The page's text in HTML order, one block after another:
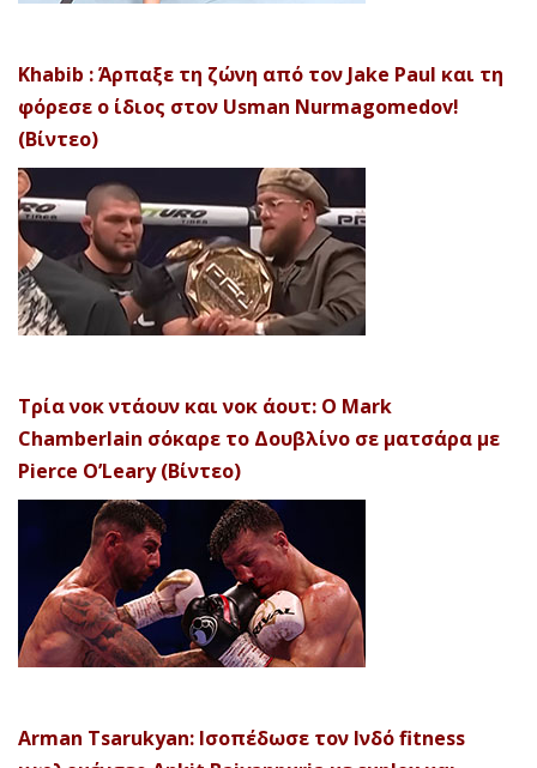
Khabib : Άρπαξε τη ζώνη από τον Jake Paul και τη
φόρεσε ο ίδιος στον Usman Nurmagomedov!
(Βίντεο)
Τρία νοκ ντάουν και νοκ άουτ: Ο Mark
Chamberlain σόκαρε το Δουβλίνο σε ματσάρα με
Pierce O’Leary (Βίντεο)
Arman Tsarukyan: Ισοπέδωσε τον Ινδό fitness